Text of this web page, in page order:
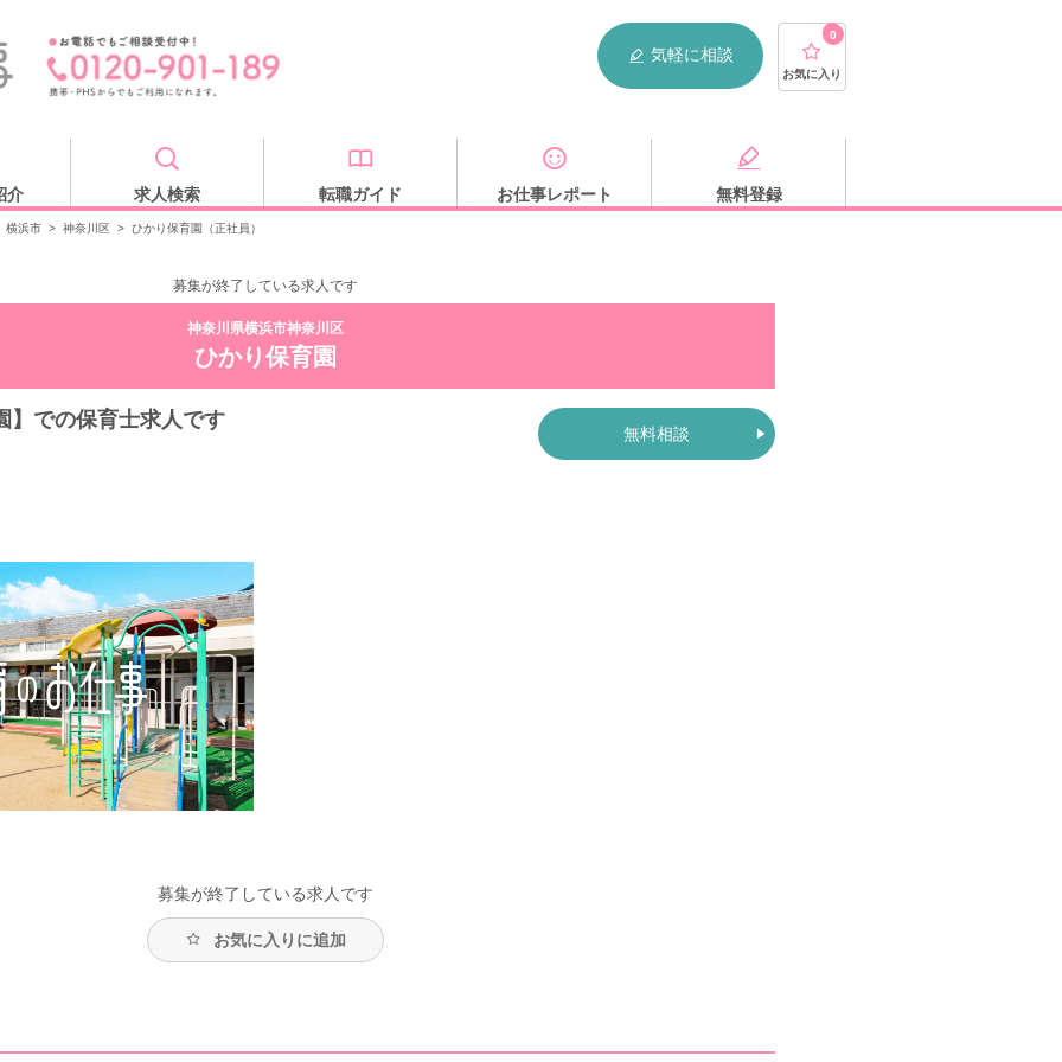
気軽に相談
0
お気に入り
介 求人検索 転職ガイド お仕事レポート 無料登録
横浜市 > 神奈川区 > ひかり保育園（正社員）
募集が終了している求人です
神奈川県横浜市神奈川区
ひかり保育園
】での保育士求人です
無料相談
募集が終了している求人です
お気に入りに追加